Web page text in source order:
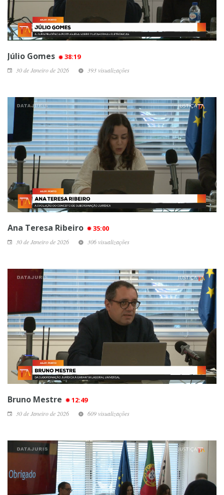
Júlio Gomes 38:19
30 de Janeiro de 2026 393 visualizações
Ana Teresa Ribeiro 35:00
30 de Janeiro de 2026 306 visualizações
Bruno Mestre 12:49
30 de Janeiro de 2026 609 visualizações